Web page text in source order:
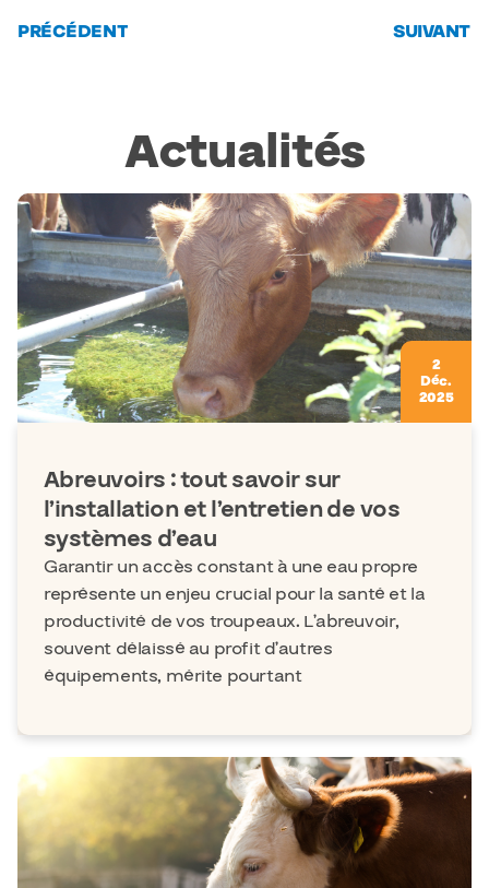
PRÉCÉDENT SUIVANT
Actualités
2
Déc.
2025
Abreuvoirs : tout savoir sur
l’installation et l’entretien de vos
systèmes d’eau
Garantir un accès constant à une eau propre
représente un enjeu crucial pour la santé et la
productivité de vos troupeaux. L’abreuvoir,
souvent délaissé au profit d’autres
équipements, mérite pourtant